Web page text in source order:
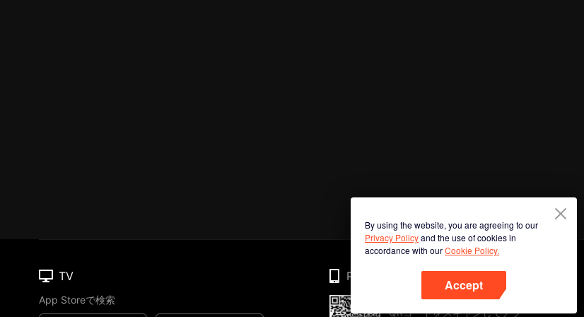
By using the website, you are agreeing to our
Privacy Policyand the use of cookies in
accordance with ourCookie Policy.
Accept
TV
App Storeで検索
Phone
QRコードをスキャンしてアプ